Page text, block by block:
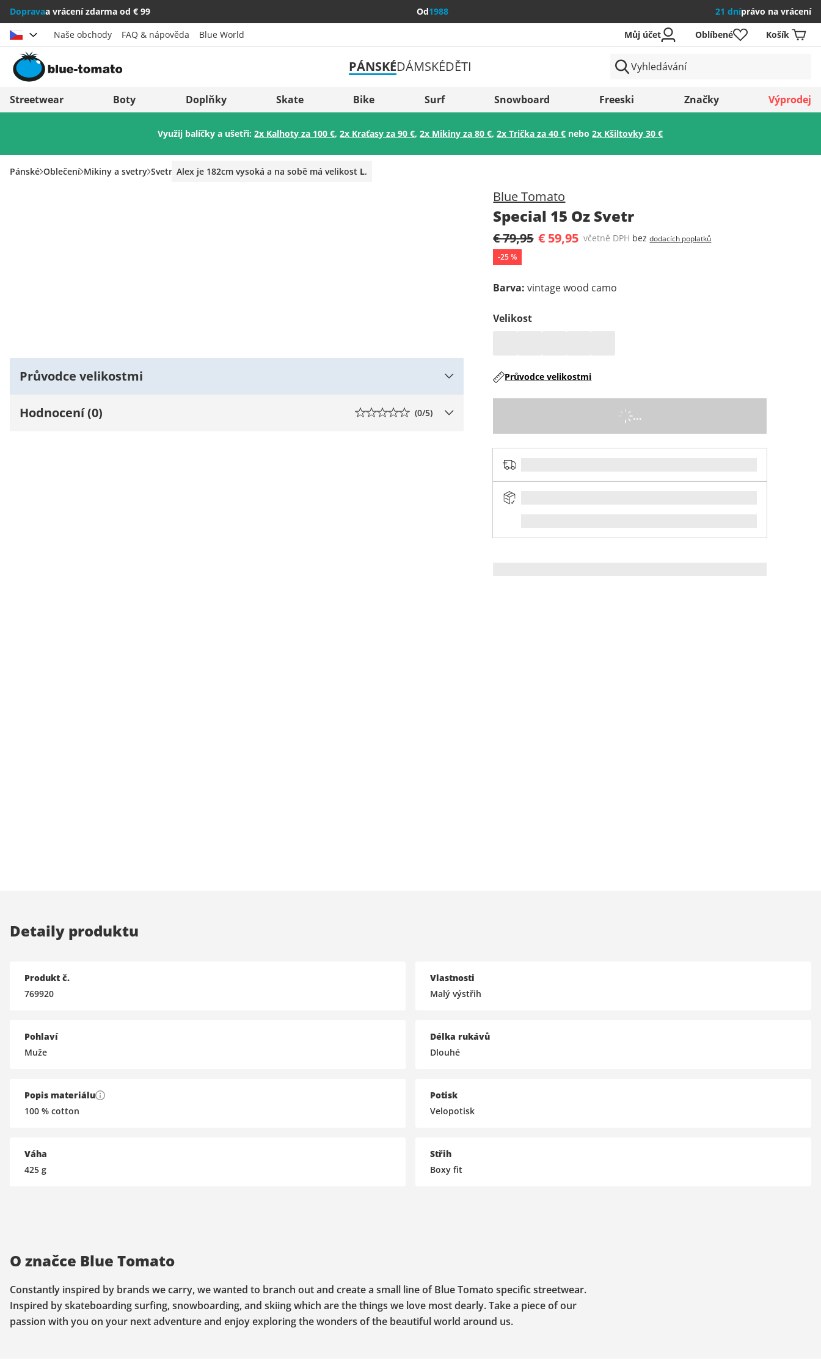
Dopravaa vrácení zdarma od € 99 Od1988 21 dníprávo na vrácení
Vybrat zemi
Österreich
Italia (Italiano)
Italien (Deutsch)
Slovenija
België (Nederlands)
Uložit
Naše obchody FAQ & nápověda Blue World Můj účet Oblíbené Košík
PÁNSKÉDÁMSKÉDĚTI
Streetwear Boty Doplňky Skate Bike Surf Snowboard Freeski Značky Výprodej
Využij balíčky a ušetři:2x Kalhoty za 100 €,2x Kraťasy za 90 €,2x Mikiny za 80 €,2x Trička za 40 € nebo2x Kšiltovky 30 €
Pánské Oblečení Mikiny a svetry SvetryAlex je 182cm vysoká a na sobě má velikost L.
Blue Tomato
Special 15 Oz Svetr
€ 79,95 € 59,95 včetně DPH bezdodacích poplatků
-25%
Barva: vintage wood camo
Velikost
Průvodce velikostmi
...
Průvodce velikostmi
Hodnocení (0) (0/5)
Detaily produktu
Produkt č.
769920
Pohlaví
Muže
Popis materiálu
100 % cotton
Váha
425 g
Vlastnosti
Malý výstřih
Délka rukávů
Dlouhé
Potisk
Velopotisk
Střih
Boxy fit
O značce Blue Tomato
Constantly inspired by brands we carry, we wanted to branch out and create a small line of Blue Tomato specific streetwear.
Inspired by skateboarding surfing, snowboarding, and skiing which are the things we love most dearly. Take a piece of our
passion with you on your next adventure and enjoy exploring the wonders of the beautiful world around us.